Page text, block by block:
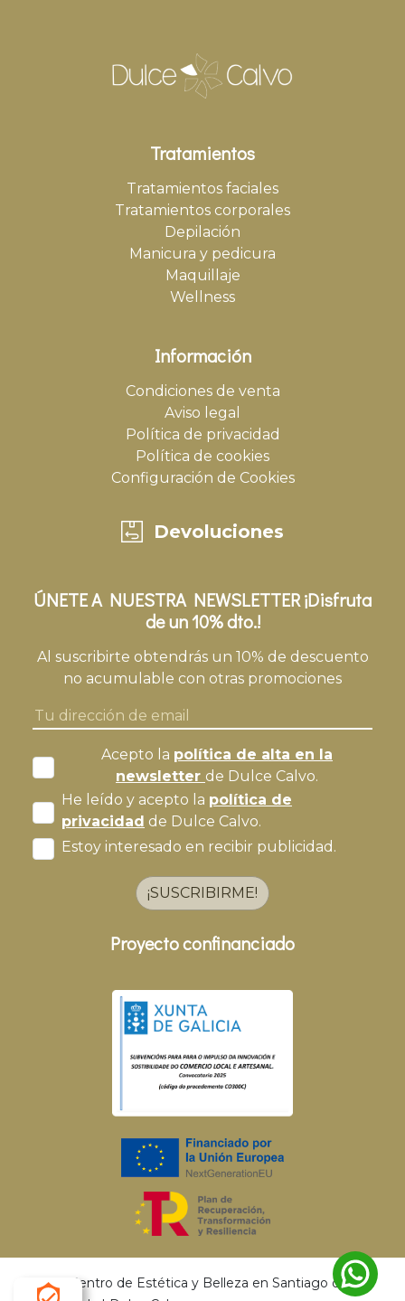
Tratamientos
Tratamientos faciales
Tratamientos corporales
Depilación
Manicura y pedicura
Maquillaje
Wellness
Información
Condiciones de venta
Aviso legal
Política de privacidad
Política de cookies
Configuración de Cookies
Devoluciones
ÚNETE A NUESTRA NEWSLETTER ¡Disfruta
de un 10% dto.!
Al suscribirte obtendrás un 10% de descuento
no acumulable con otras promociones
Acepto la política de alta en la
newsletter de Dulce Calvo.
He leído y acepto la política de
privacidad de Dulce Calvo.
Estoy interesado en recibir publicidad.
¡SUSCRIBIRME!
Proyecto confinanciado
© 2026 Centro de Estética y Belleza en Santiago de